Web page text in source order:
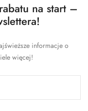
na start –
informacje o
więcej!